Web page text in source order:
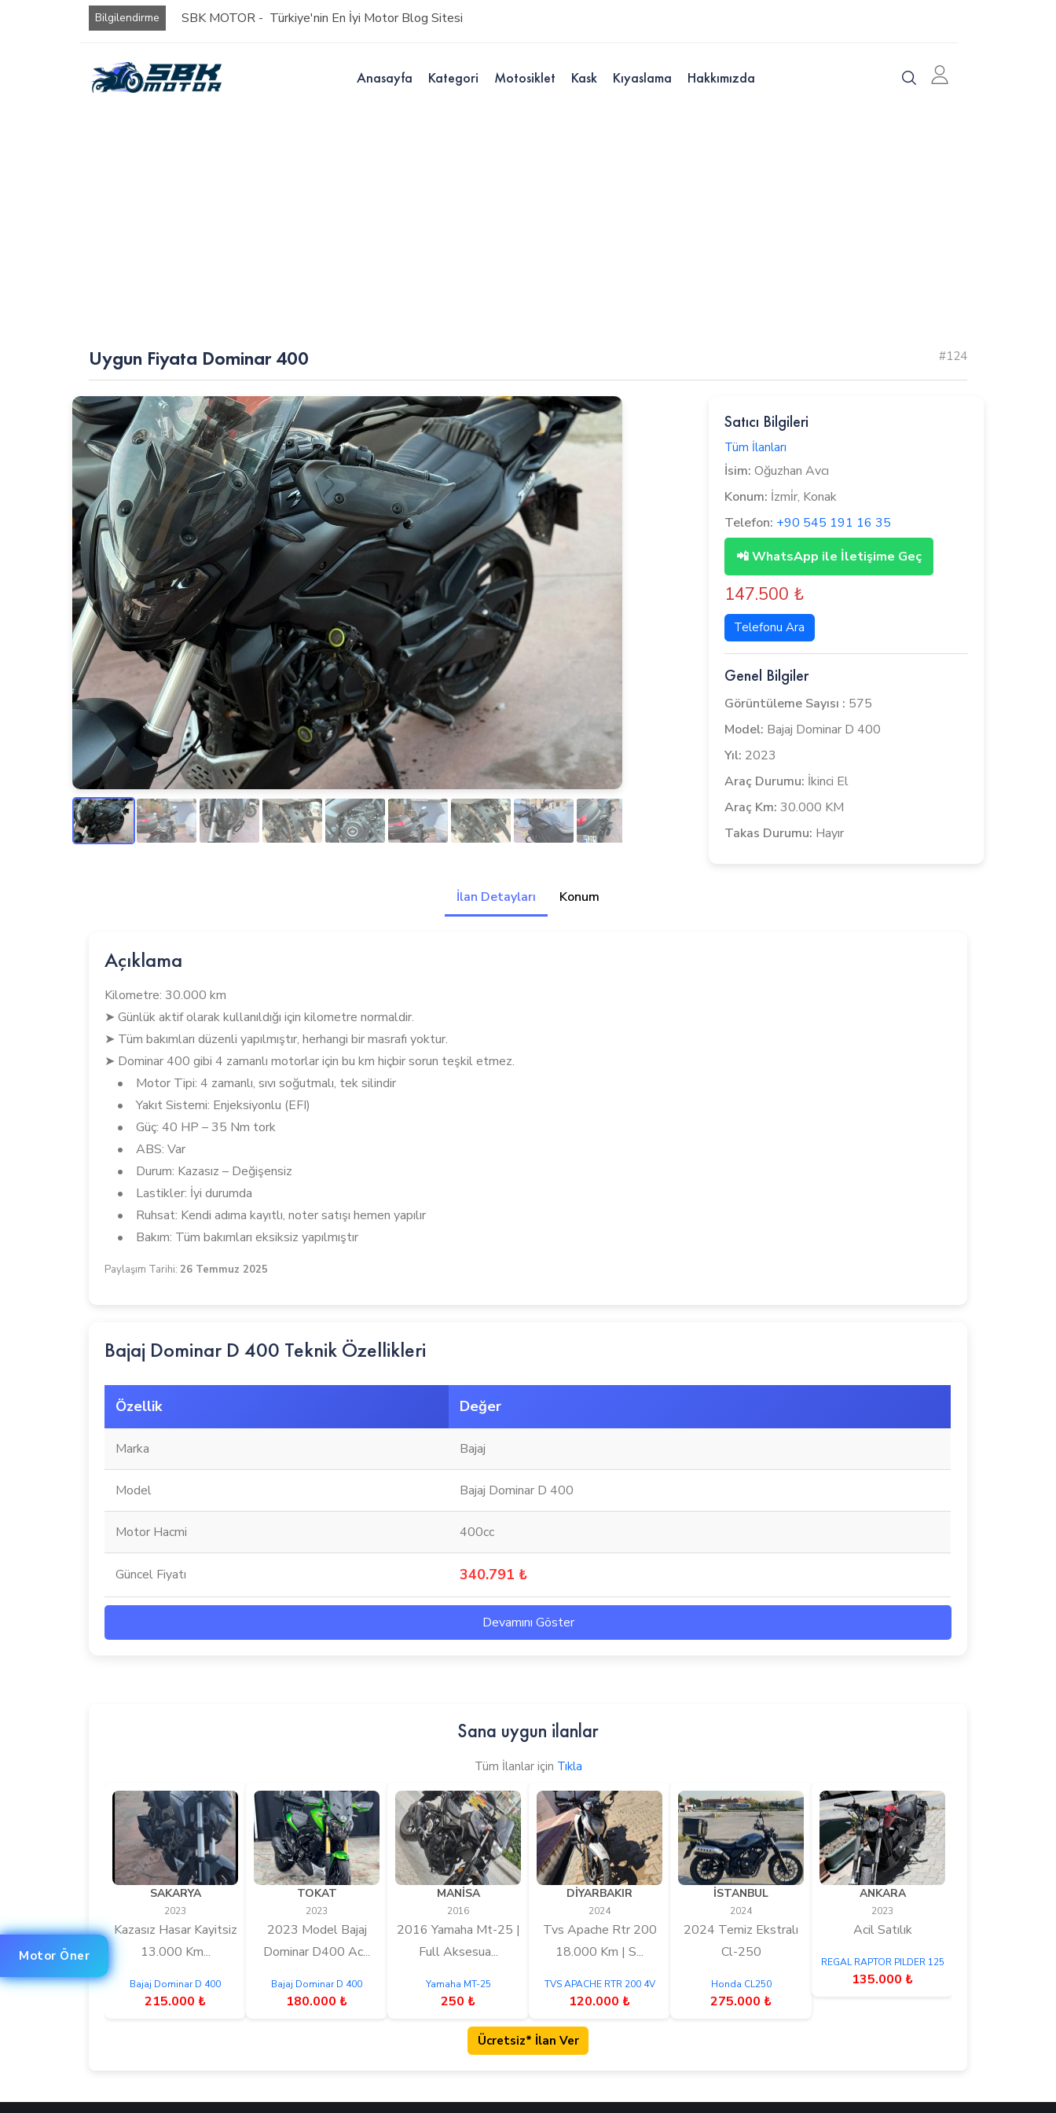
Bilgilendirme SBK MOTOR - Türkiye'nin En İyi Motor Blog Sitesi
Anasayfa Kategori Motosiklet Kask Kıyaslama Hakkımızda
Uygun Fiyata Dominar 400 #124
Satıcı Bilgileri
Tüm İlanları
İsim: Oğuzhan Avcı
Konum: İzmi̇r, Konak
Telefon: +90 545 191 16 35
📲 WhatsApp ile İletişime Geç
147.500 ₺
Telefonu Ara
Genel Bilgiler
Görüntüleme Sayısı : 575
Model: Bajaj Dominar D 400
Yıl: 2023
Araç Durumu: İkinci El
Araç Km: 30.000 KM
Takas Durumu: Hayır
İlan Detayları Konum
Açıklama
Kilometre: 30.000 km
➤ Günlük aktif olarak kullanıldığı için kilometre normaldir.
➤ Tüm bakımları düzenli yapılmıştır, herhangi bir masrafı yoktur.
➤ Dominar 400 gibi 4 zamanlı motorlar için bu km hiçbir sorun teşkil etmez.
• Motor Tipi: 4 zamanlı, sıvı soğutmalı, tek silindir
• Yakıt Sistemi: Enjeksiyonlu (EFI)
• Güç: 40 HP – 35 Nm tork
• ABS: Var
• Durum: Kazasız – Değişensiz
• Lastikler: İyi durumda
• Ruhsat: Kendi adıma kayıtlı, noter satışı hemen yapılır
• Bakım: Tüm bakımları eksiksiz yapılmıştır
Paylaşım Tarihi: 26 Temmuz 2025
Bajaj Dominar D 400 Teknik Özellikleri
Özellik Değer
Marka Bajaj
Model Bajaj Dominar D 400
Motor Hacmi 400cc
Güncel Fiyatı 340.791 ₺
Devamını Göster
Sana uygun ilanlar
Tüm İlanlar için Tıkla
SAKARYA
2023
Kazasız Hasar Kayitsiz
13.000 Km...
Bajaj Dominar D 400
215.000 ₺
TOKAT
2023
2023 Model Bajaj
Dominar D400 Ac...
Bajaj Dominar D 400
180.000 ₺
MANİSA
2016
2016 Yamaha Mt-25 |
Full Aksesua...
Yamaha MT-25
250 ₺
DİYARBAKIR
2024
Tvs Apache Rtr 200
18.000 Km | S...
TVS APACHE RTR 200 4V
120.000 ₺
İSTANBUL
2024
2024 Temiz Ekstralı
Cl-250
Honda CL250
275.000 ₺
ANKARA
2023
Acil Satılık
REGAL RAPTOR PILDER 125
135.000 ₺
Ücretsiz* İlan Ver
Motor Öner